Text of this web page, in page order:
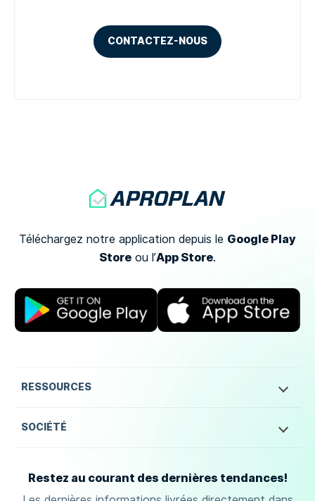
CONTACTEZ-NOUS
Téléchargez notre application depuis le Google Play
Store ou l’App Store.
RESSOURCES
SOCIÉTÉ
Restez au courant des dernières tendances!